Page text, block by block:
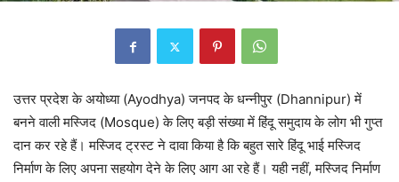
उत्तर प्रदेश के अयोध्या (Ayodhya) जनपद के धन्नीपुर (Dhannipur) में
बनने वाली मस्जिद (Mosque) के लिए बड़ी संख्या में हिंदू समुदाय के लोग भी गुप्त
दान कर रहे हैं। मस्जिद ट्रस्ट ने दावा किया है कि बहुत सारे हिंदू भाई मस्जिद
निर्माण के लिए अपना सहयोग देने के लिए आग आ रहे हैं। यही नहीं, मस्जिद निर्माण